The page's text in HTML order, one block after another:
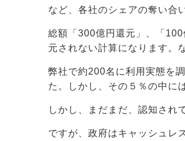
など、各社のシェアの奪い合
総額「300億円還元」、「
元されない計算になります。
弊社で約200名に利用実態を
た。しかし、その５％の中に
しかし、まだまだ、認知され
ですが、政府はキャッシュレ